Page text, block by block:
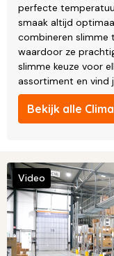
perfecte
smaak altijd
combineren slimme
waardoor ze
slimme keuze voor
assortiment en vind
Bekijk alle
Video